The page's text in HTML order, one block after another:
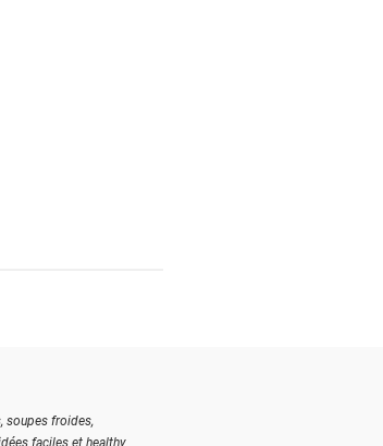
soupes froides,
faciles et healthy